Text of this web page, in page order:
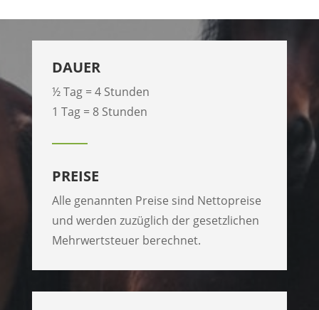
DAUER
½ Tag = 4 Stunden
1 Tag = 8 Stunden
PREISE
Alle genannten Preise sind Nettopreise
und werden zuzüglich der gesetzlichen
Mehrwertsteuer berechnet.